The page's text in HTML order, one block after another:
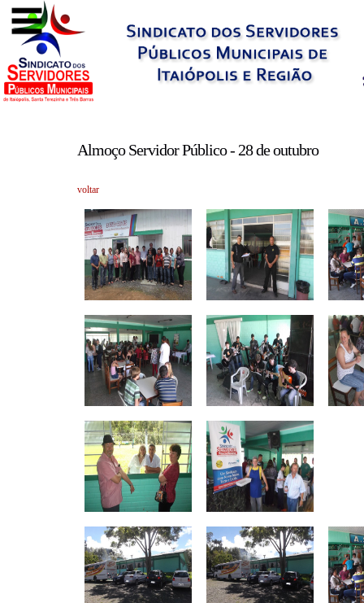
Almoço Servidor Público - 28 de outubro
voltar